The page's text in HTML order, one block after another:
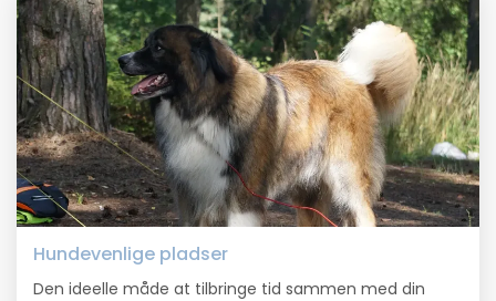
Hundevenlige pladser
Den ideelle måde at tilbringe tid sammen med din